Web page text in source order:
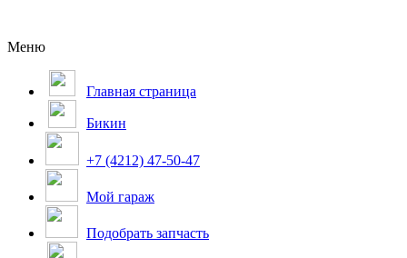
Меню
Главная страница
Бикин
+7 (4212) 47-50-47
Мой гараж
Подобрать запчасть